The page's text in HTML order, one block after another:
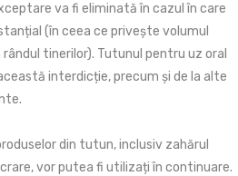
va fi eliminată în cazul în care
(în ceea ce privește volumul
tinerilor). Tutunul pentru uz oral
interdicție, precum și de la alte
din tutun, inclusiv zahărul
vor putea fi utilizați în continuare.